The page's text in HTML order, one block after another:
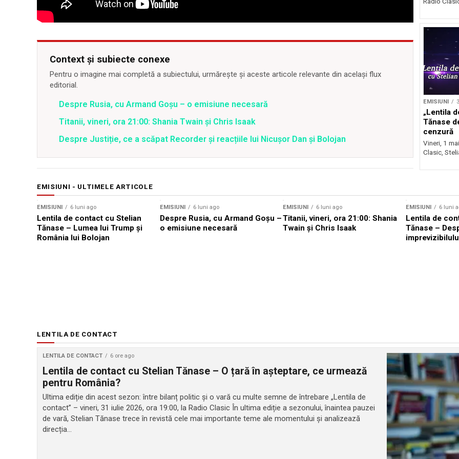
Context și subiecte conexe
Pentru o imagine mai completă a subiectului, urmărește și aceste articole relevante din același flux
editorial.
Despre Rusia, cu Armand Goșu – o emisiune necesară
Titanii, vineri, ora 21:00: Shania Twain și Chris Isaak
Despre Justiție, ce a scăpat Recorder și reacțiile lui Nicușor Dan și Bolojan
EMISIUNI
„Lentila
Tănase
cenzură
Vineri, 1
Clasic,
EMISIUNI - ULTIMELE ARTICOLE
EMISIUNI 6 luni ago
Lentila de contact cu Stelian
Tănase – Lumea lui Trump și
România lui Bolojan
EMISIUNI 6 luni ago
Despre Rusia, cu Armand Goșu –
o emisiune necesară
EMISIUNI 6 luni ago
Titanii, vineri, ora 21:00: Shania
Twain și Chris Isaak
EMISIUNI 6 luni
Lentila de
Tănase –
LENTILA DE CONTACT
LENTILA DE CONTACT 6 ore ago
Lentila de contact cu Stelian Tănase – O țară în așteptare, ce urmează
pentru România?
Ultima ediție din acest sezon: între bilanț politic și o vară cu multe semne de întrebare „Lentila de
contact” – vineri, 31 iulie 2026, ora 19:00, la Radio Clasic În ultima ediție a sezonului, înaintea pauzei
de vară, Stelian Tănase trece în revistă cele mai importante teme ale momentului și analizează
direcția...